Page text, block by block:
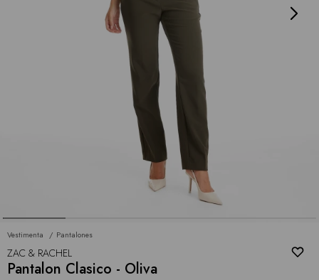
Vestimenta Pantalones
ZAC & RACHEL
Pantalon Clasico - Oliva